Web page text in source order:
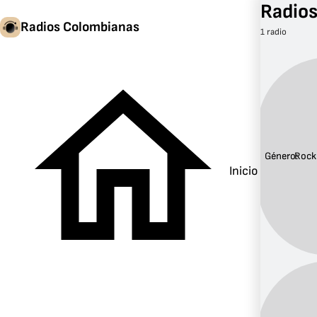
Radios Colombianas
Inicio
1 radio
Género:Rock